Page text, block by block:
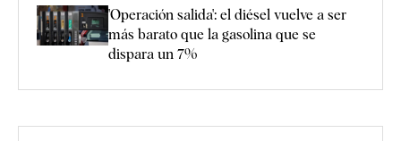
'Operación salida': el diésel vuelve a ser
más barato que la gasolina que se
dispara un 7%